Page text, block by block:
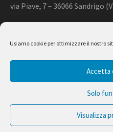
Usiamo cookie per ottimizzare il nostro
Accetta
Solo
Visualizza
via Piave, 7 – 36066 Sandrigo
2020 © BALDIN srl
P.IVA 01266490240
Design by Ferruccio Lindaver